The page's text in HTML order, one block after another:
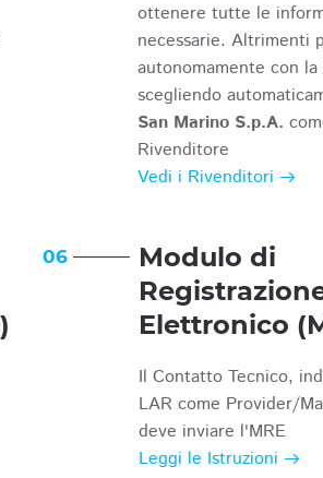
ottenere tutte le
necessarie. Altrimenti
autonomamente con
scegliendo
San Marino S.p.A.
Rivenditore
Vedi i Rivenditori
06
Modulo di
Elettronico
Il Contatto Tecnico,
LAR come Provider/
deve inviare l'MRE
Leggi le Istruzioni